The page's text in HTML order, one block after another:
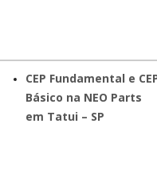
CEP Fundamental e
Básico na NEO Parts
em Tatui – SP